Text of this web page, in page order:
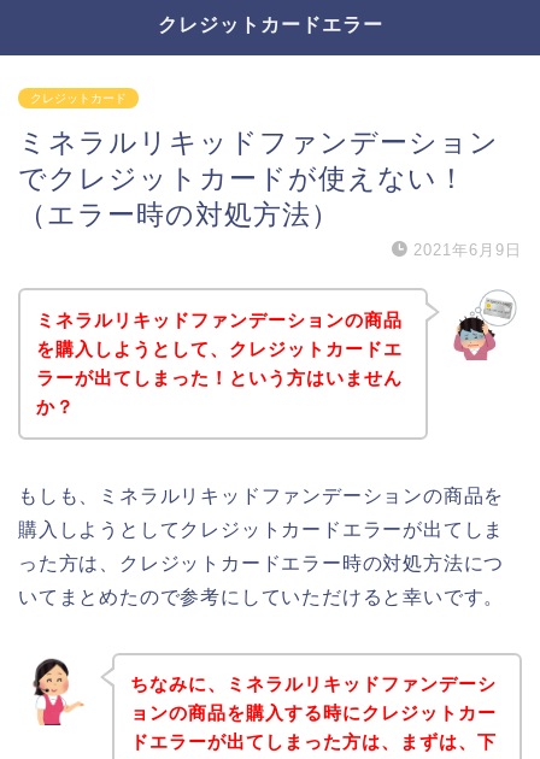
クレジットカードエラー
クレジットカード
ミネラルリキッドファンデーション
でクレジットカードが使えない！
（エラー時の対処方法）
2021年6月9日
ミネラルリキッドファンデーションの商品
を購入しようとして、クレジットカードエ
ラーが出てしまった！という方はいません
か？
もしも、ミネラルリキッドファンデーションの商品を
購入しようとしてクレジットカードエラーが出てしま
った方は、クレジットカードエラー時の対処方法につ
いてまとめたので参考にしていただけると幸いです。
ちなみに、ミネラルリキッドファンデーシ
ョンの商品を購入する時にクレジットカー
ドエラーが出てしまった方は、まずは、下